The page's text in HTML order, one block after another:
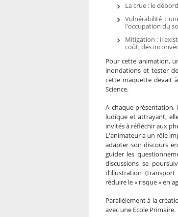
La crue : le
Vulnérabilité :
l'occupation du
Mitigation : il
coût, des
Pour cette animation,
inondations et tester
cette maquette devait
Science.
A chaque
ludique et attrayant,
invités à réfléchir aux
L'animateur a un rôle
adapter son discours
guider les
discussions se
d’illustration
réduire le « risque » en
Parallèlement à la
avec une Ecole Primaire.